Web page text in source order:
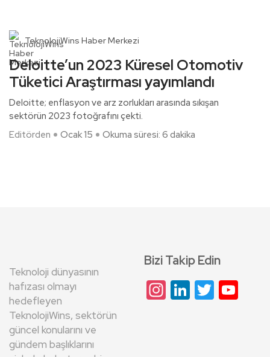
TeknolojiWins Haber Merkezi
Deloitte’un 2023 Küresel Otomotiv
Tüketici Araştırması yayımlandı
Deloitte; enflasyon ve arz zorlukları arasında sıkışan
sektörün 2023 fotoğrafını çekti.
Editörden
Ocak 15 Okuma süresi: 6 dakika
Teknoloji dünyasının
hafızası olmayı
hedefleyen
TeknolojiWins, sektörün
güncel konularını ve
gündem başlıklarını
Bizi Takip Edin
Instagram
LinkedIn